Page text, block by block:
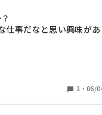
仕事だなと思い興味があ
フバランスなどについて
。
2 ・ 06/